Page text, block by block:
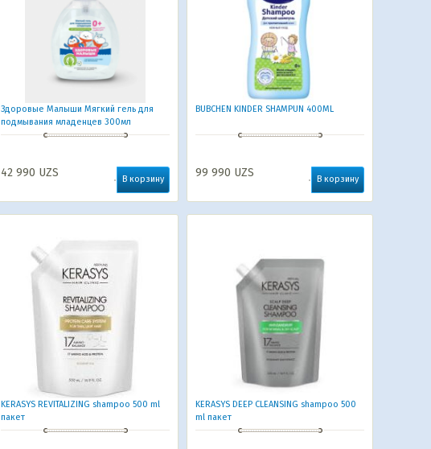
Здоровые Малыши Мягкий гель для
подмывания младенцев 300мл
42 990 UZS В корзину
BUBCHEN KINDER SHAMPUN 400ML
99 990 UZS В корзину
KERASYS REVITALIZING shampoo 500 ml
пакет
KERASYS DEEP CLEANSING shampoo 500
ml пакет